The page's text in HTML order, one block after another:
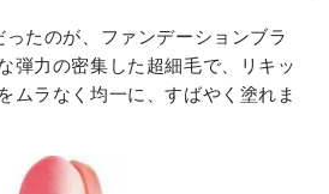
たのが、ファンデーションブラ
弾力の密集した超細毛で、リキッ
ムラなく均一に、すばやく塗れま